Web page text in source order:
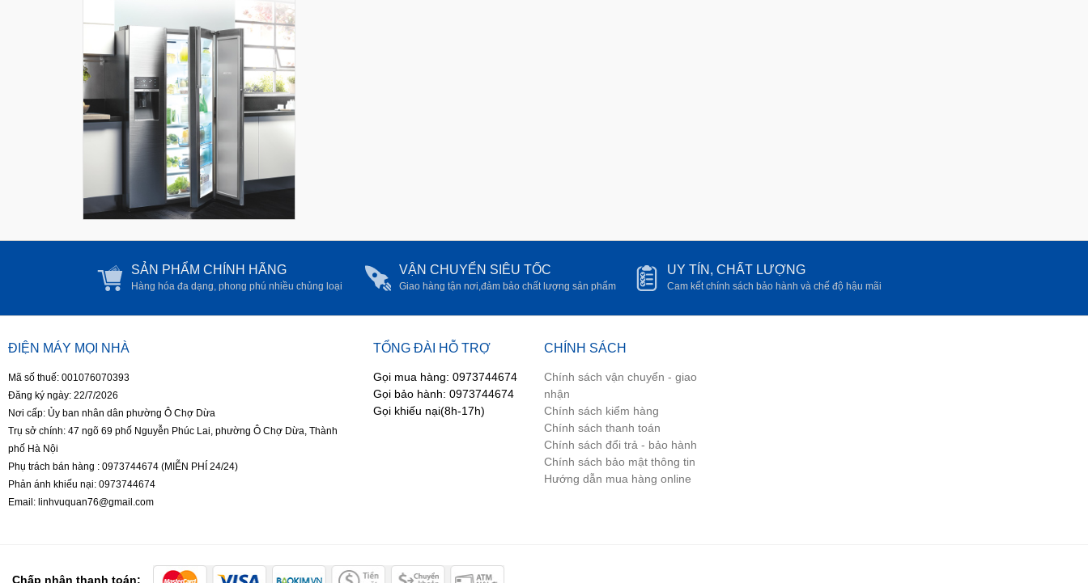
SẢN PHẨM CHÍNH HÃNG
Hàng hóa đa dạng, phong phú nhiều chủng loại
VẬN CHUYỂN SIÊU TỐC
Giao hàng tận nơi,đảm bảo chất lượng sản phẩm
UY TÍN, CHẤT LƯỢNG
Cam kết chính sách bảo hành và chế độ hậu mãi
ĐIỆN MÁY MỌI NHÀ
Mã số thuế: 001076070393
Đăng ký ngày: 22/7/2026
Nơi cấp: Ủy ban nhân dân phường Ô Chợ Dừa
Trụ sở chính: 47 ngõ 69 phố Nguyễn Phúc Lai, phường Ô Chợ Dừa, Thành
phố Hà Nội
Phụ trách bán hàng : 0973744674 (MIỄN PHÍ 24/24)
Phản ánh khiếu nại: 0973744674
Email: linhvuquan76@gmail.com
TỔNG ĐÀI HỖ TRỢ
Gọi mua hàng: 0973744674
Gọi bảo hành: 0973744674
Gọi khiếu nại(8h-17h)
CHÍNH SÁCH
Chính sách vận chuyển - giao
nhận
Chính sách kiểm hàng
Chính sách thanh toán
Chính sách đổi trả - bảo hành
Chính sách bảo mật thông tin
Hướng dẫn mua hàng online
Chấp nhận thanh toán: